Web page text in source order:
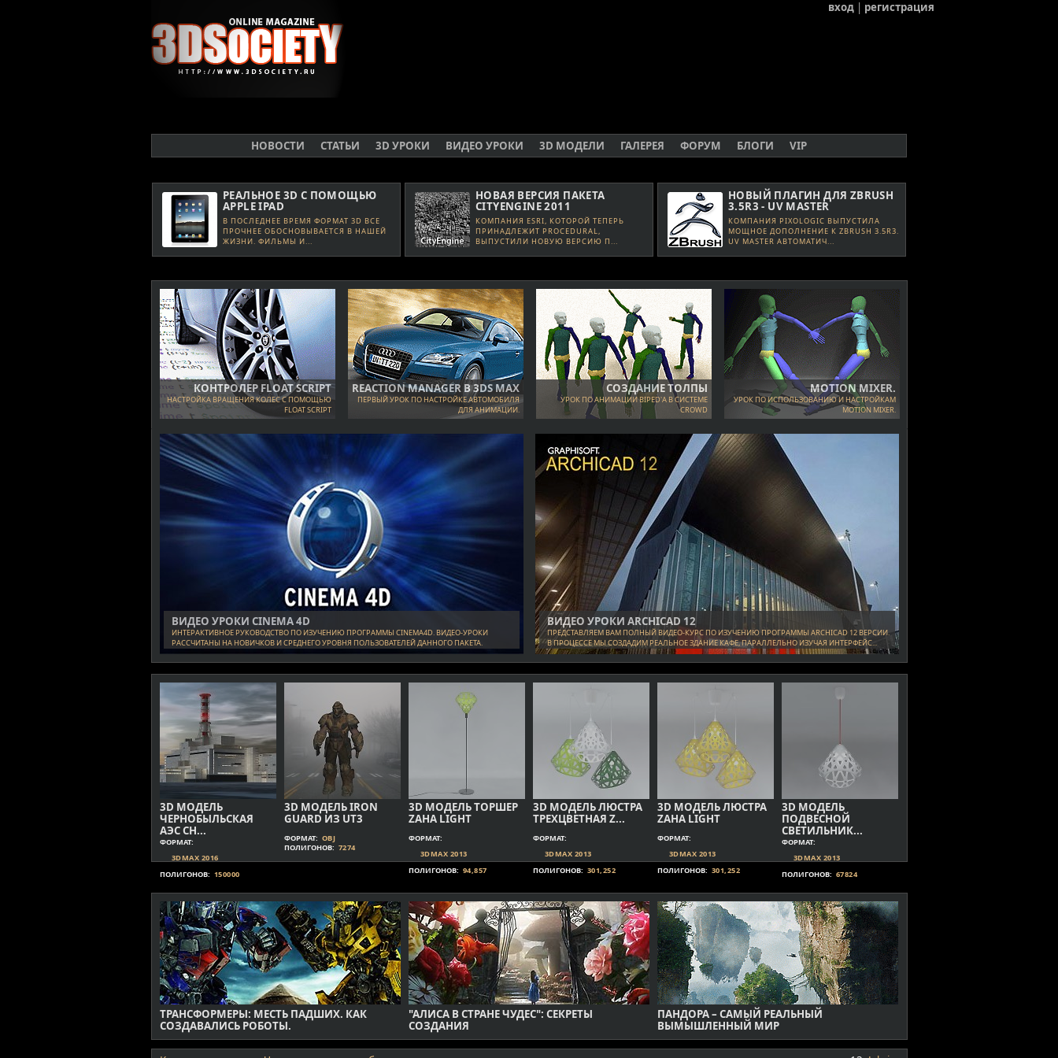
вход | регистрация
НОВОСТИ СТАТЬИ 3D УРОКИ ВИДЕО УРОКИ 3D МОДЕЛИ ГАЛЕРЕЯ ФОРУМ БЛОГИ VIP
РЕАЛЬНОЕ 3D С ПОМОЩЬЮ
APPLE IPAD
В ПОСЛЕДНЕЕ ВРЕМЯ ФОРМАТ 3D ВСЕ
ПРОЧНЕЕ ОБОСНОВЫВАЕТСЯ В НАШЕЙ
ЖИЗНИ. ФИЛЬМЫ И...
НОВАЯ ВЕРСИЯ ПАКЕТА
CITYENGINE 2011
КОМПАНИЯ ESRI, КОТОРОЙ ТЕПЕРЬ
ПРИНАДЛЕЖИТ PROCEDURAL,
ВЫПУСТИЛИ НОВУЮ ВЕРСИЮ П...
НОВЫЙ ПЛАГИН ДЛЯ ZBRUSH
3.5R3 - UV MASTER
КОМПАНИЯ PIXOLOGIC ВЫПУСТИЛА
МОЩНОЕ ДОПОЛНЕНИЕ К ZBRUSH 3.5R3.
UV MASTER АВТОМАТИЧ...
КОНТРОЛЕР FLOAT SCRIPT
НАСТРОЙКА ВРАЩЕНИЯ КОЛЕС С ПОМОЩЬЮ
FLOAT SCRIPT
REACTION MANAGER В 3DS MAX
ПЕРВЫЙ УРОК ПО НАСТРОЙКЕ АВТОМОБИЛЯ
ДЛЯ АНИМАЦИИ.
СОЗДАНИЕ ТОЛПЫ
УРОК ПО АНИМАЦИИ BIPED'А В СИСТЕМЕ
CROWD
MOTION MIXER.
УРОК ПО ИСПОЛЬЗОВАНИЮ И НАСТРОЙКАМ
MOTION MIXER.
ВИДЕО УРОКИ CINEMA 4D
ИНТЕРАКТИВНОЕ РУКОВОДСТВО ПО ИЗУЧЕНИЮ ПРОГРАММЫ CINEMA4D. ВИДЕО-УРОКИ
РАССЧИТАНЫ НА НОВИЧКОВ И СРЕДНЕГО УРОВНЯ ПОЛЬЗОВАТЕЛЕЙ ДАННОГО ПАКЕТА.
ВИДЕО УРОКИ ARCHICAD 12
ПРЕДСТАВЛЯЕМ ВАМ ПОЛНЫЙ ВИДЕО-КУРС ПО ИЗУЧЕНИЮ ПРОГРАММЫ ARCHICAD 12 ВЕРСИИ.
В ПРОЦЕССЕ МЫ СОЗДАДИМ РЕАЛЬНОЕ ЗДАНИЕ КАФЕ, ПАРАЛЛЕЛЬНО ИЗУЧАЯ ИНТЕРФЕЙС...
3D МОДЕЛЬ
ЧЕРНОБЫЛЬСКАЯ
АЭС CH...
ФОРМАТ:
3DMAX 2016
ПОЛИГОНОВ: 150000
3D МОДЕЛЬ IRON
GUARD ИЗ UT3
ФОРМАТ: OBJ
ПОЛИГОНОВ: 7274
3D МОДЕЛЬ ТОРШЕР
ZAHA LIGHT
ФОРМАТ:
3DMAX 2013
ПОЛИГОНОВ: 94,857
3D МОДЕЛЬ ЛЮСТРА
ТРЕХЦВЕТНАЯ Z...
ФОРМАТ:
3DMAX 2013
ПОЛИГОНОВ: 301,252
3D МОДЕЛЬ ЛЮСТРА
ZAHA LIGHT
ФОРМАТ:
3DMAX 2013
ПОЛИГОНОВ: 301,252
3D МОДЕЛЬ
ПОДВЕСНОЙ
СВЕТИЛЬНИК...
ФОРМАТ:
3DMAX 2013
ПОЛИГОНОВ: 67824
ТРАНСФОРМЕРЫ: МЕСТЬ ПАДШИХ. КАК
СОЗДАВАЛИСЬ РОБОТЫ.
"АЛИСА В СТРАНЕ ЧУДЕС": СЕКРЕТЫ
СОЗДАНИЯ
ПАНДОРА – САМЫЙ РЕАЛЬНЫЙ
ВЫМЫШЛЕННЫЙ МИР